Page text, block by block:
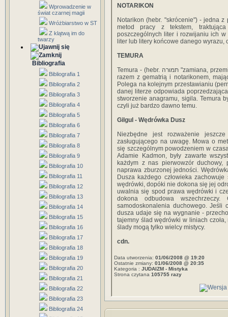
Wprowadzenie w
świat czarnej magii
Wróżbiarstwo w ST
Z klątwą im do
twarzy
Bibliografia
Bibliografia 1
Bibliografia 2
Bibliografia 3
Bibliografia 4
Bibliografia 5
Bibliografia 6
Bibliografia 7
Bibliografia 8
Bibliografia 9
Bibliografia 10
Bibliografia 11
Bibliografia 12
Bibliografia 13
Bibliografia 14
Bibliografia 15
Bibliografia 16
Bibliografia 17
Bibliografia 18
Bibliografia 19
Bibliografia 20
Bibliografia 21
Bibliografia 22
Bibliografia 23
Bibliografia 24
NOTARIKON
Notarikon (hebr. "skrócenie") - jedna
metod pracy z tekstem,
poszczególnych liter i rozwijaniu ich
liter lub litery końcowe danego
TEMURA
Temura - (hebr. תמורה "zamiana, przemiana"). Jedna z kabalistycznych metod pracy z tekstem,
razem z gematrią i notarikonem,
Polega na kolejnym przestawianiu
danej literze odpowiada
stworzenie anagramu, sigila. Temura
czyli już bardzo dawno temu.
Gilgul - Wędrówka Dusz
Niezbędne jest rozważenie
zasługującego na uwagę. Mowa o
się szczególnym powodzeniem w
Adamie Kadmon, były zawarte
każdym z nas pierwowzór
naprawa zburzonej jedności.
Dusza każdego człowieka
wędrówki, dopóki nie dokona się jej
uwalnia się spod prawa wędrówki i
dokona odbudowa
samodoskonalenia duchowego. Jeśli
dusza udaje się na wygnanie -
tajemny ślad wędrówki w liniach
ślady mogą tylko wielcy mistycy.
cdn.
Data utworzenia: 01/06/2008 @ 19:20
Ostatnie zmiany: 01/06/2008 @ 20:35
Kategoria : JUDAIZM - Mistyka
Strona czytana 105755 razy